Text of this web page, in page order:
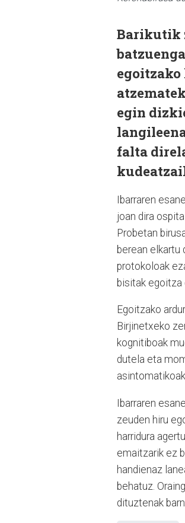
Barikutik
egin
falta
Ibarraren
joan dira
Probetan
berean elkartu
protokoloak
bisitak egoitza
Egoitzako
Birjinetxeko
kognitiboak
dutela eta
Ibarraren
zeuden hiru
harridura
emaitzarik ez
handienaz
behatuz.
dituztenak